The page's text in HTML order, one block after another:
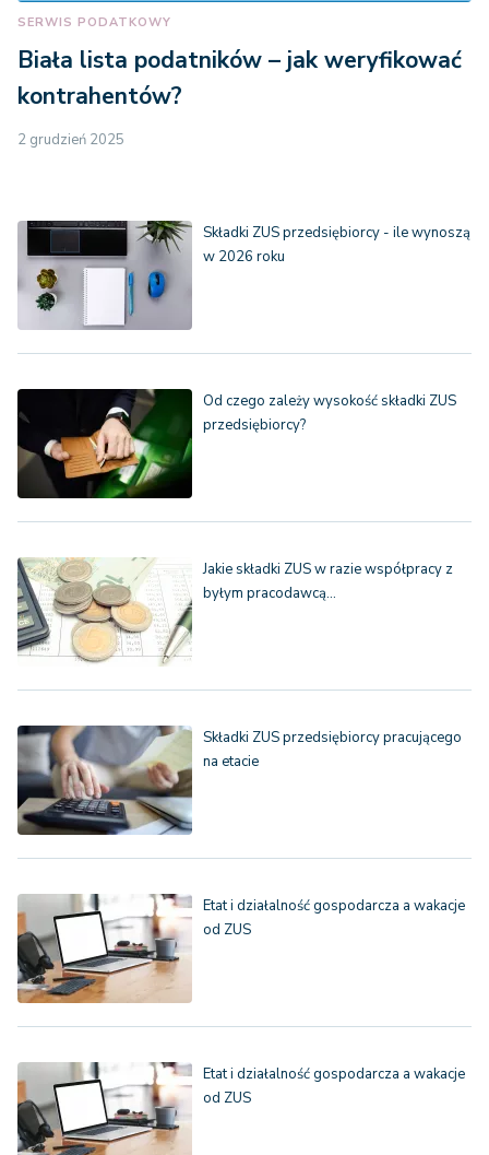
SERWIS PODATKOWY
Biała lista podatników – jak weryfikować
kontrahentów?
2 grudzień 2025
Składki ZUS przedsiębiorcy - ile wynoszą
w 2026 roku
Od czego zależy wysokość składki ZUS
przedsiębiorcy?
Jakie składki ZUS w razie współpracy z
byłym pracodawcą…
Składki ZUS przedsiębiorcy pracującego
na etacie
Etat i działalność gospodarcza a wakacje
od ZUS
Etat i działalność gospodarcza a wakacje
od ZUS